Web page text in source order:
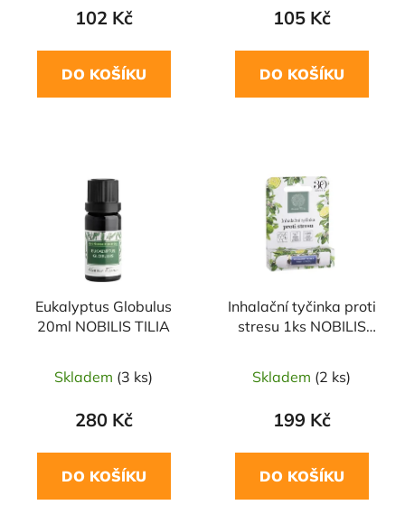
102 Kč
DO KOŠÍKU
105 Kč
DO KOŠÍKU
Eukalyptus Globulus
20ml NOBILIS TILIA
Skladem (3 ks)
280 Kč
DO KOŠÍKU
Inhalační tyčinka proti
stresu 1ks NOBILIS
Skladem (2 ks)
199 Kč
DO KOŠÍKU